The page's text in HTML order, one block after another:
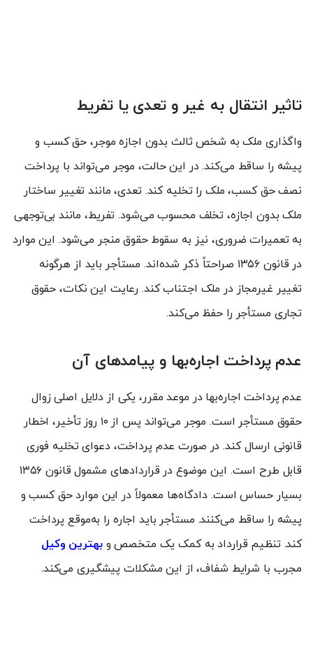
تاثیر انتقال به غیر و تعدی یا تفریط
واگذاری ملک به شخص ثالث بدون اجازه موجر، حق کسب و
پیشه را ساقط می‌کند. در این حالت، موجر می‌تواند با پرداخت
نصف حق کسب، ملک را تخلیه کند. تعدی، مانند تغییر ساختار
ملک بدون اجازه، تخلف محسوب می‌شود. تفریط، مانند بی‌توجهی
به تعمیرات ضروری، نیز به سقوط حقوق منجر می‌شود. این موارد
در قانون ۱۳۵۶ صراحتاً ذکر شده‌اند. مستأجر باید از هرگونه
تغییر غیرمجاز در ملک اجتناب کند. رعایت این نکات، حقوق
تجاری مستأجر را حفظ می‌کند.
عدم پرداخت اجاره‌بها و پیامدهای آن
عدم پرداخت اجاره‌بها در موعد مقرر، یکی از دلایل اصلی زوال
حقوق مستأجر است. موجر می‌تواند پس از ۱۰ روز تأخیر، اخطار
قانونی ارسال کند. در صورت عدم پرداخت، دعوای تخلیه فوری
قابل طرح است. این موضوع در قراردادهای مشمول قانون ۱۳۵۶
بسیار حساس است. دادگاه‌ها معمولاً در این موارد حق کسب و
پیشه را ساقط می‌کنند. مستأجر باید اجاره را به‌موقع پرداخت
کند. تنظیم قرارداد به کمک یک متخصص وبهترین وکیل
مجرب با شرایط شفاف، از این مشکلات پیشگیری می‌کند.